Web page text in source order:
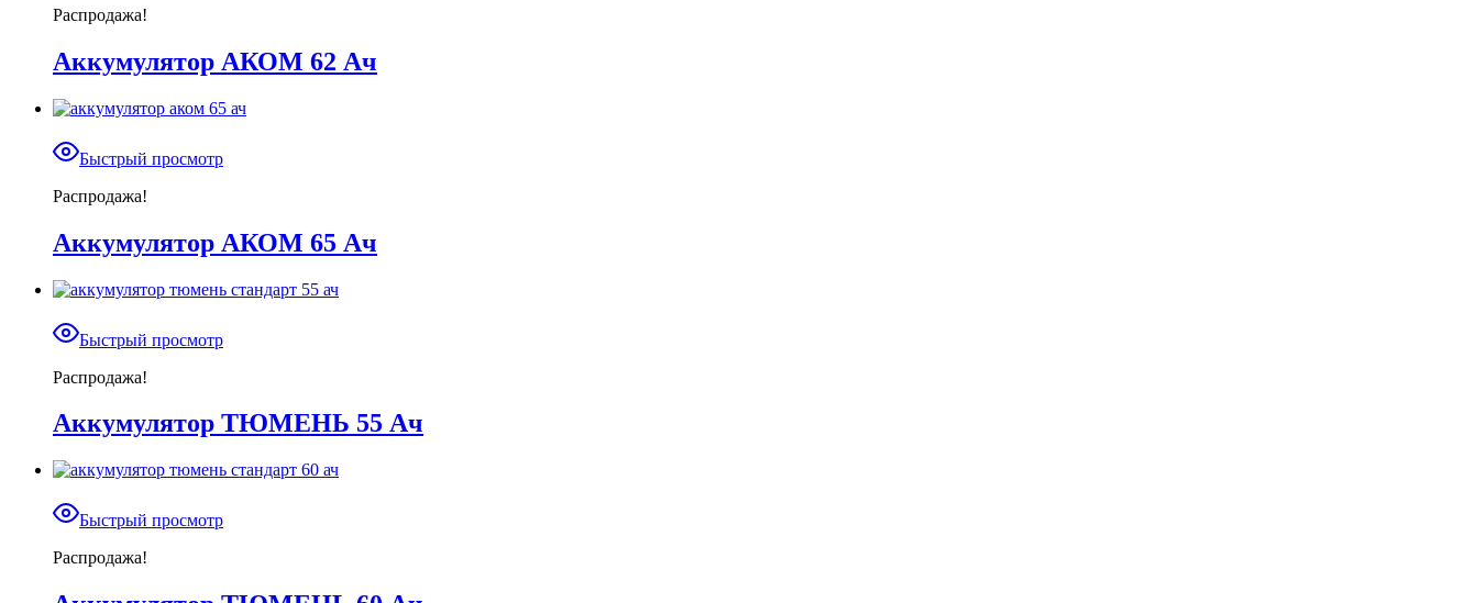
Распродажа!
Аккумулятор АКОМ 62 Ач
Быстрый просмотр
Распродажа!
Аккумулятор АКОМ 65 Ач
Быстрый просмотр
Распродажа!
Аккумулятор ТЮМЕНЬ 55 Ач
Быстрый просмотр
Распродажа!